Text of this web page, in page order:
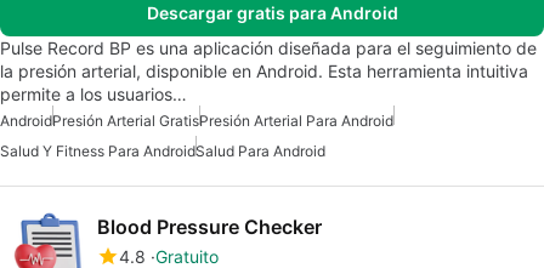
Descargar gratis para Android
Pulse Record BP es una aplicación diseñada para el seguimiento de
la presión arterial, disponible en Android. Esta herramienta intuitiva
permite a los usuarios…
AndroidPresión Arterial GratisPresión Arterial Para Android
Salud Y Fitness Para AndroidSalud Para Android
Blood Pressure Checker
4.8 Gratuito